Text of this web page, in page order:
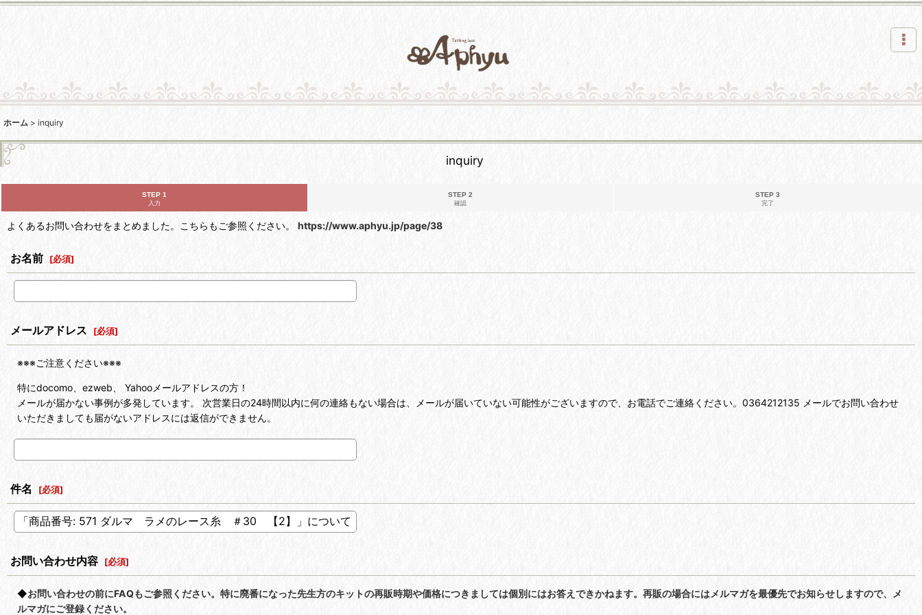
ホーム > inquiry
inquiry
STEP 1
入力
STEP 2
確認
STEP 3
完了
よくあるお問い合わせをまとめました。こちらもご参照ください。 https://www.aphyu.jp/page/38
お名前 [必須]
メールアドレス [必須]
※※※ご注意ください※※※
特にdocomo、ezweb、 Yahooメールアドレスの方！
メールが届かない事例が多発しています。 次営業日の24時間以内に何の連絡もない場合は、メールが届いていない可能性がございますので、お電話でご連絡ください。0364212135 メールでお問い合わせ
いただきましても届がないアドレスには返信ができません。
件名 [必須]
お問い合わせ内容 [必須]
◆お問い合わせの前にFAQもご参照ください。特に廃番になった先生方のキットの再販時期や価格につきましては個別にはお答えできかねます。再販の場合にはメルマガを最優先でお知らせしますので、メ
ルマガにご登録ください。